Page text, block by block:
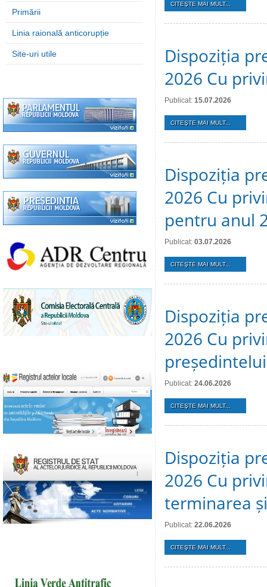
Primării
Linia raională anticorupție
Site-uri utile
CITEŞTE MAI MULT...
Dispoziția
2026 Cu
Publicat: 15.07.2026
CITEŞTE MAI MULT...
Dispoziția
2026 Cu
pentru anul
Publicat: 03.07.2026
CITEŞTE MAI MULT...
Dispoziția
2026 Cu
Publicat: 24.06.2026
CITEŞTE MAI MULT...
Dispoziția
2026 Cu
terminarea
Publicat: 22.06.2026
CITEŞTE MAI MULT...